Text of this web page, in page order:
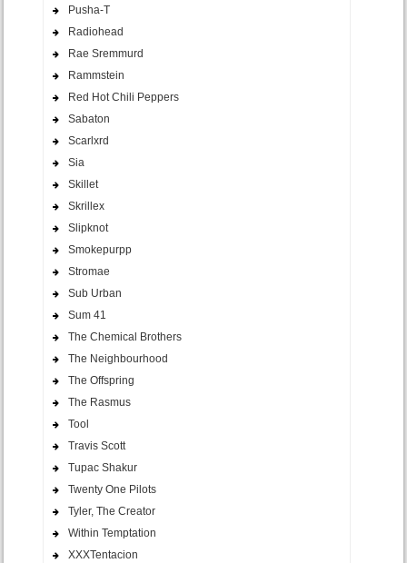
Pusha-T
Radiohead
Rae Sremmurd
Rammstein
Red Hot Chili Peppers
Sabaton
Scarlxrd
Sia
Skillet
Skrillex
Slipknot
Smokepurpp
Stromae
Sub Urban
Sum 41
The Chemical Brothers
The Neighbourhood
The Offspring
The Rasmus
Tool
Travis Scott
Tupac Shakur
Twenty One Pilots
Tyler, The Creator
Within Temptation
XXXTentacion